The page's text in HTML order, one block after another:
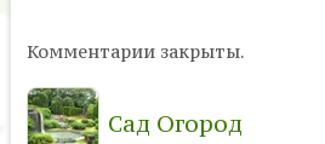
Комментарии закрыты.
Сад Огород